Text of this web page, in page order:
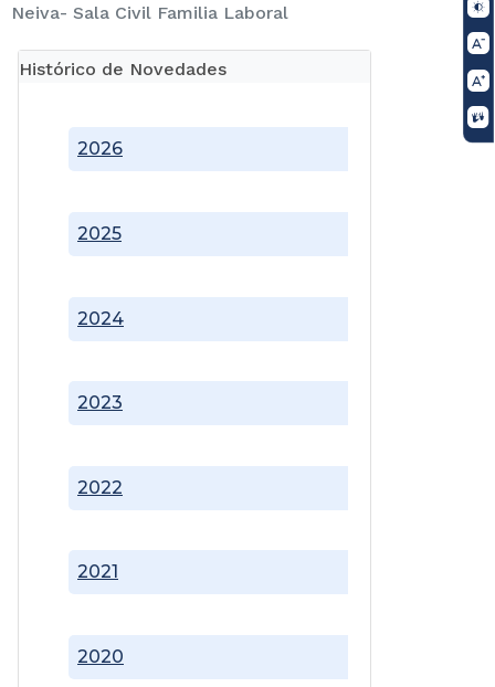
Neiva- Sala Civil Familia Laboral
Histórico de Novedades
2020
2021
2022
2023
2024
2025
2026